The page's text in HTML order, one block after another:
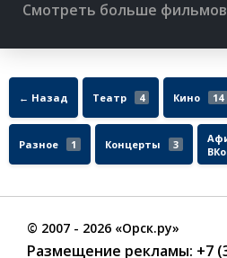
Смотреть больше
← Назад Театр 4 Кино 14
Разное 1 Концерты 3
© 2007 - 2026 «Орск.ру»
Размещение рекламы: +7